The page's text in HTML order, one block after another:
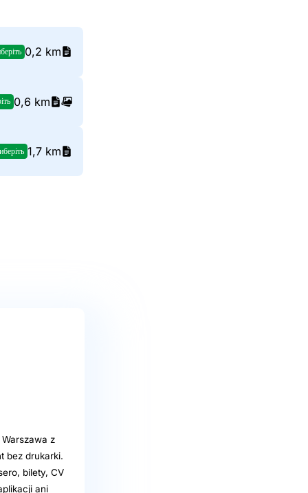
0,2 km
0,6 km
1,7 km
z
bez drukarki.
bilety, CV
ani